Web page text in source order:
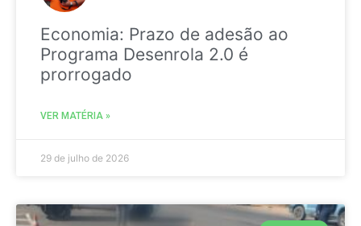
Economia: Prazo de adesão ao
Programa Desenrola 2.0 é
prorrogado
VER MATÉRIA »
29 de julho de 2026